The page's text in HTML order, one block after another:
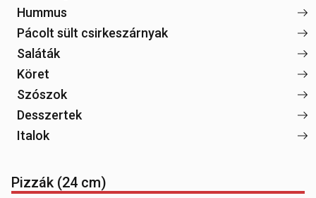
Hummus
Pácolt sült csirkeszárnyak
Saláták
Köret
Szószok
Desszertek
Italok
Pizzák (24 cm)